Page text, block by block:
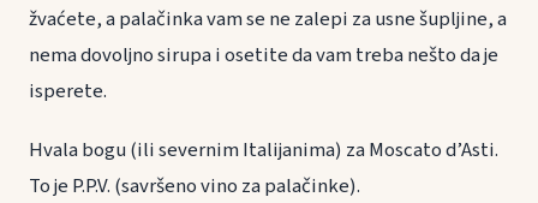
žvaćete, a palačinka vam se ne zalepi za usne šupljine, a
nema dovoljno sirupa i osetite da vam treba nešto da je
isperete.
Hvala bogu (ili severnim Italijanima) za Moscato d’Asti.
To je P.P.V. (savršeno vino za palačinke).